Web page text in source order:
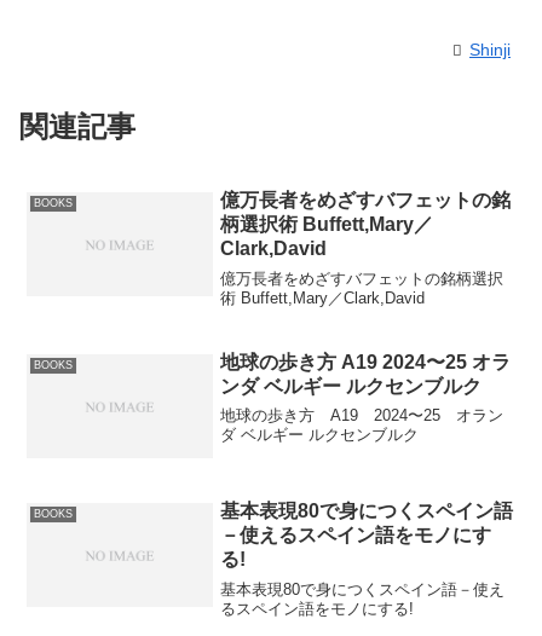
Shinji
関連記事
BOOKS
億万長者をめざすバフェットの銘
柄選択術 Buffett,Mary／
Clark,David
億万長者をめざすバフェットの銘柄選択
術 Buffett,Mary／Clark,David
BOOKS
地球の歩き方 A19 2024〜25 オラ
ンダ ベルギー ルクセンブルク
地球の歩き方 A19 2024〜25 オラン
ダ ベルギー ルクセンブルク
BOOKS
基本表現80で身につくスペイン語
－使えるスペイン語をモノにす
る!
基本表現80で身につくスペイン語－使え
るスペイン語をモノにする!